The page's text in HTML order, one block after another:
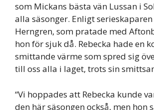
som Mickans bästa vän Lussan i
alla säsonger. Enligt
Herngren, som pratade med
hon för sjuk då. Rebecka hade en
smittande värme som spred sig
till oss alla i laget, trots sin
“Vi hoppades att Rebecka kunde
den här säsongen också, men hon